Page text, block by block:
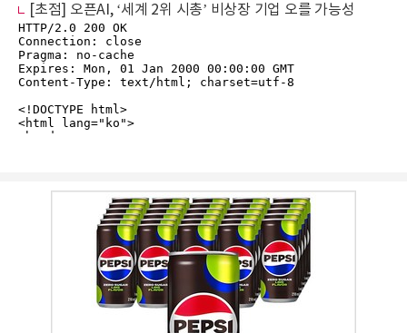
[초점] 오픈AI, ‘세계 2위 시총’ 비상장 기업 오를 가능성